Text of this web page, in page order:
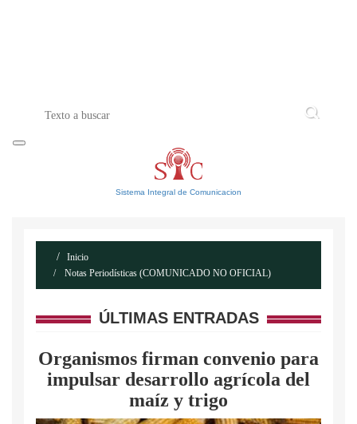
Sistema Integral de Comunicacion
Inicio
Notas Periodísticas (COMUNICADO NO OFICIAL)
ÚLTIMAS ENTRADAS
Organismos firman convenio para
impulsar desarrollo agrícola del
maíz y trigo